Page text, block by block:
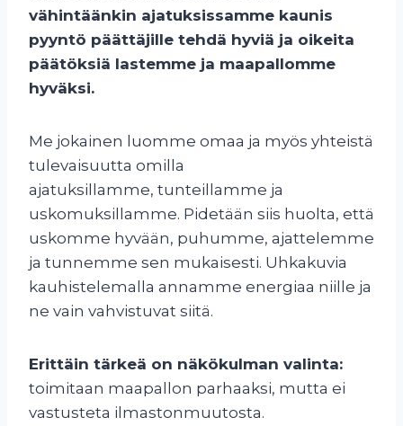
vähintäänkin ajatuksissamme kaunis
pyyntö päättäjille tehdä hyviä ja oikeita
päätöksiä lastemme ja maapallomme
hyväksi.
Me jokainen luomme omaa ja myös yhteistä
tulevaisuutta omilla
ajatuksillamme, tunteillamme ja
uskomuksillamme. Pidetään siis huolta, että
uskomme hyvään, puhumme, ajattelemme
ja tunnemme sen mukaisesti. Uhkakuvia
kauhistelemalla annamme energiaa niille ja
ne vain vahvistuvat siitä.
Erittäin tärkeä on näkökulman valinta:
toimitaan maapallon parhaaksi, mutta ei
vastusteta ilmastonmuutosta.